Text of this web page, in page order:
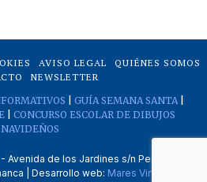
AVISO LEGAL
QUIÉNES SOMOS
NEWSLETTER
GUÍA SEMANA SANTA|
| CONCURSO ESCOLAR DE DIBUJOS
NAVIDEÑOS
- Avenida de los Jardines s/n Peñaranda de
| Desarrollo web: Mares Virtuales